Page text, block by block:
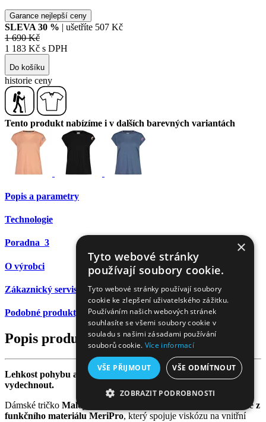
Garance nejlepší ceny
SLEVA 30 % | ušetříte 507 Kč
1 690 Kč
1 183 Kč s DPH
Do košíku
historie ceny
Tento produkt nabízíme i v dalších barevných variantách
Popis a parametry
Technologie
Poradna 3
O výrobci
Zákaznický servis
Podobné produkty
Popis produktu
Lehkost pohybu a svěží pocit i ve chvílích, kdy hory nenechají
vydechnout.
Dámské tričko Maloja SILSANDAM. je trailové tričko vyrobenéz
funkčního materiálu MeriPro, který spojuje viskózu na vnitřní
×
Tyto webové stránky
používají soubory cookie.
Tyto webové stránky používají soubory
cookie ke zlepšení uživatelského zážitku.
Používáním našich webových stránek
souhlasíte se všemi soubory cookie v
souladu s našimi zásadami používání
souborů cookie. Více informací
VŠE PŘIJMOUT VŠE ODMÍTNOUT
ZOBRAZIT PODROBNOSTI
NEZBYTNĚ NUTNÉ SOUBORY